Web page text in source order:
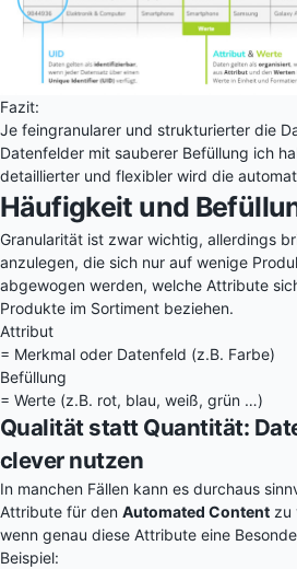
Fazit:
Je feingranularer und strukturierter die
Datenfelder mit sauberer Befüllung ich
detaillierter und flexibler wird die
Häufigkeit und
Granularität ist zwar wichtig, allerdings
anzulegen, die sich nur auf wenige
abgewogen werden, welche Attribute
Produkte im Sortiment beziehen.
Attribut
= Merkmal oder Datenfeld (z.B. Farbe)
Befüllung
= Werte (z.B. rot, blau, weiß, grün …)
Qualität statt Quantität:
clever nutzen
In manchen Fällen kann es durchaus
Attribute für den Automated Content zu
wenn genau diese Attribute eine
Beispiel: